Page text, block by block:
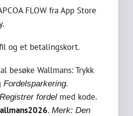
FLOW fra App Store
og et betalingskort.
besøke Wallmans: Trykk
Fordelsparkering.
Registrer fordel med kode.
. Merk: Den